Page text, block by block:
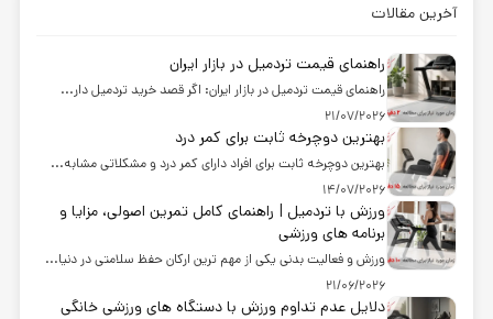
آخرین مقالات
راهنمای قیمت تردمیل در بازار ایران
راهنمای قیمت تردمیل در بازار ایران: اگر قصد خرید تردمیل دار...
21/07/2026
بهترین دوچرخه ثابت برای کمر درد
بهترین دوچرخه ثابت برای افراد دارای کمر درد و مشکلاتی مشابه...
14/07/2026
ورزش با تردمیل | راهنمای کامل تمرین اصولی، مزایا و
برنامه های ورزشی
ورزش و فعالیت بدنی یکی از مهم ترین ارکان حفظ سلامتی در دنیا...
21/06/2026
دلایل عدم تداوم ورزش با دستگاه های ورزشی خانگی